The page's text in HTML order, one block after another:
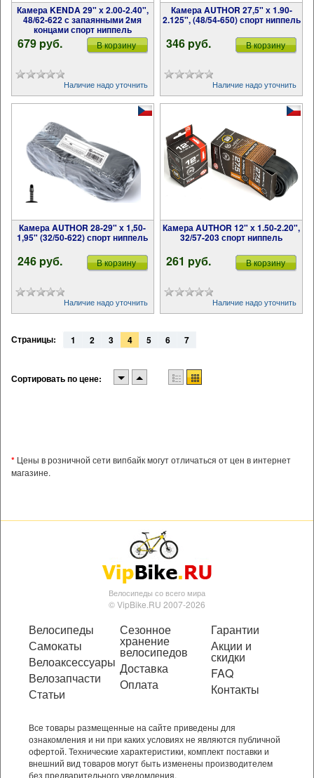
Камера KENDA 29" х 2.00-2.40",
48/62-622 с запаянными 2мя
концами спорт ниппель
679 pуб. В корзину
Наличие надо уточнить
Камера AUTHOR 27,5" х 1.90-
2.125", (48/54-650) спорт ниппель
346 pуб. В корзину
Наличие надо уточнить
Камера AUTHOR 28-29" х 1,50-
1,95" (32/50-622) спорт ниппель
246 pуб. В корзину
Наличие надо уточнить
Камера AUTHOR 12" х 1.50-2.20",
32/57-203 спорт ниппель
261 pуб. В корзину
Наличие надо уточнить
Страницы: 1 2 3 4 5 6 7
Сортировать по цене:
* Цены в розничной сети випбайк могут отличаться от цен в интернет
магазине.
Велосипеды со всего мира
© VipBike.RU 2007-2026
Велосипеды
Самокаты
Велоаксессуары
Велозапчасти
Статьи
Сезонное
хранение
велосипедов
Доставка
Оплата
Гарантии
Акции и
скидки
FAQ
Контакты
Все товары размещенные на сайте приведены для
ознакомления и ни при каких условиях не являются публичной
офертой. Технические характеристики, комплект поставки и
внешний вид товаров могут быть изменены производителем
без предварительного уведомления.